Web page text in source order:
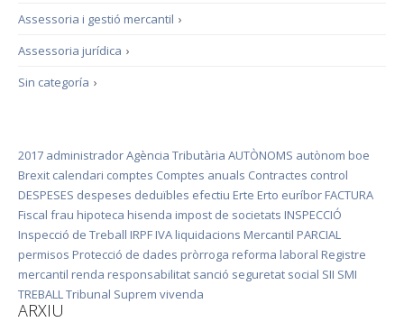
›
Assessoria i gestió mercantil
›
Assessoria jurídica
›
Sin categoría
2017 administradorAgència Tributària AUTÒNOMS autònom boe
Brexit calendari comptes Comptes anuals Contractes control
DESPESES despeses deduïbles efectiu Erte Erto euríbor FACTURA
Fiscal frau hipoteca hisenda impost de societats INSPECCIÓ
Inspecció de Treball IRPF IVA liquidacions Mercantil PARCIAL
permisos Protecció de dades pròrroga reforma laboral Registre
mercantil renda responsabilitat sanció seguretat social SII SMI
TREBALLTribunal Suprem vivenda
ARXIU